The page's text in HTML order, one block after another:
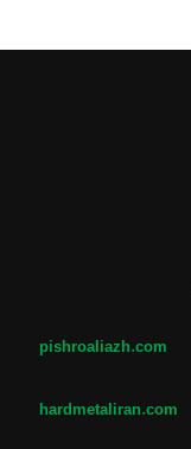
pishroaliazh.com
hardmetaliran.com